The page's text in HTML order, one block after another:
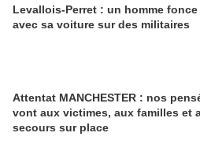
Levallois-Perret : un homme fonce
avec sa voiture sur des militaires
Attentat MANCHESTER : nos
vont aux victimes, aux familles et
secours sur place